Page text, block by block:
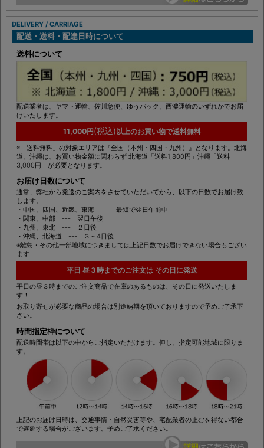
DELIVERY / CARRIAGE
配送・送料・配達日時について
送料について
配送業者は、ヤマト運輸、佐川急便、ゆうパック、西濃運輸のいずれかでお届
11,000円(税込)以上のお買い物で送料無料
※「送料無料」の対象エリアは『全国（本州・四国・九州）』となります。北海
道、沖縄は、お買い物金額に関わらず 北海道「送料1,800円」沖縄「送料
3,000円」が必要となります。
お届け日数について
通常、弊社から発送のご案内をさせていただいてから、以下の日数でお届け致
します。
・中国、四国、近畿、東海 --- 最短で翌日午前中
・関東、中部 --- 翌日午後
・九州、東北 --- ２日後
・沖縄、北海道 --- ３～4日後
※離島・その他一部地域につきましては上記日数でお届けできない場合もござい
平日 昼３時までのご注文は その日に発送
平日の昼３時までのご注文商品で在庫のあるものは、その日に発送いたしま
す！
お取り寄せが必要な商品の場合は別途納期を頂いておりますので予めご了承下
さい。
時間指定枠について
配送時間帯は以下の中からご指定いただけます。但し、指定可能地域に限りま
上記のお届け日時は、交通事情・自然災害等や、宅配業者の止むを得ない都合
で遅延する場合がございます。予めご了承ください。